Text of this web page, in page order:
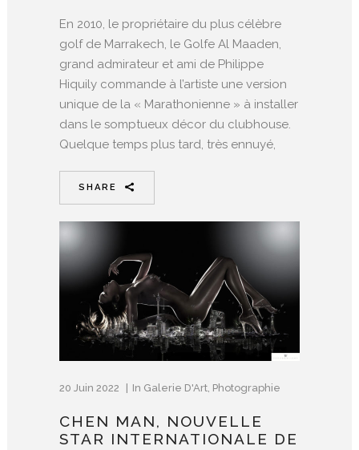
En 2010, le propriétaire du plus célèbre
golf de Marrakech, le Golfe Al Maaden,
grand admirateur et ami de Philippe
Hiquily commande à l’artiste une version
unique de la « Marathonienne » à installer
dans le somptueux décor du clubhouse.
Quelque temps plus tard, très ennuyé,
SHARE
20 Juin 2022 In Galerie D'Art Photographie
CHEN MAN, NOUVELLE
STAR INTERNATIONALE DE